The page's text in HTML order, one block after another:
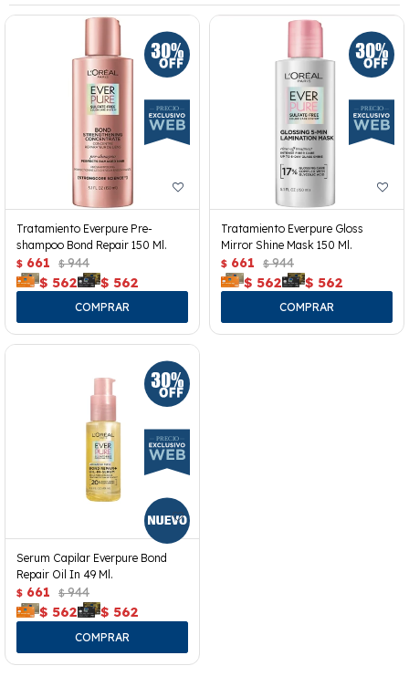
Tratamiento Everpure Pre-
shampoo Bond Repair 150 Ml.
$ 661 $ 944
$ 562 $ 562
Tratamiento Everpure Gloss
Mirror Shine Mask 150 Ml.
$ 661 $ 944
$ 562 $ 562
Serum Capilar Everpure Bond
Repair Oil In 49 Ml.
$ 661 $ 944
$ 562 $ 562